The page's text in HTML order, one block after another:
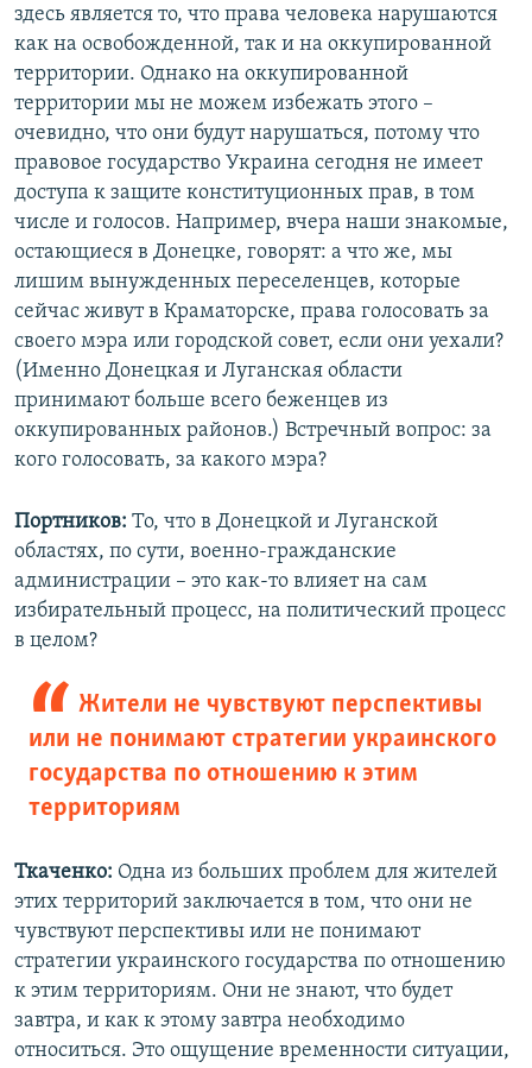
здесь является то, что права человека нарушаются
как на освобожденной, так и на оккупированной
территории. Однако на оккупированной
территории мы не можем избежать этого –
очевидно, что они будут нарушаться, потому что
правовое государство Украина сегодня не имеет
доступа к защите конституционных прав, в том
числе и голосов. Например, вчера наши знакомые,
остающиеся в Донецке, говорят: а что же, мы
лишим вынужденных переселенцев, которые
сейчас живут в Краматорске, права голосовать за
своего мэра или городской совет, если они уехали?
(Именно Донецкая и Луганская области
принимают больше всего беженцев из
оккупированных районов.) Встречный вопрос: за
кого голосовать, за какого мэра?
Портников: То, что в Донецкой и Луганской
областях, по сути, военно-гражданские
администрации – это как-то влияет на сам
избирательный процесс, на политический процесс
в целом?
Жители не чувствуют перспективы
или не понимают стратегии украинского
государства по отношению к этим
территориям
Ткаченко: Одна из больших проблем для жителей
этих территорий заключается в том, что они не
чувствуют перспективы или не понимают
стратегии украинского государства по отношению
к этим территориям. Они не знают, что будет
завтра, и как к этому завтра необходимо
относиться. Это ощущение временности ситуации,